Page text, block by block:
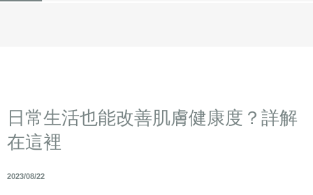
日常生活也能改善肌膚健康度？詳解
在這裡
2023/08/22